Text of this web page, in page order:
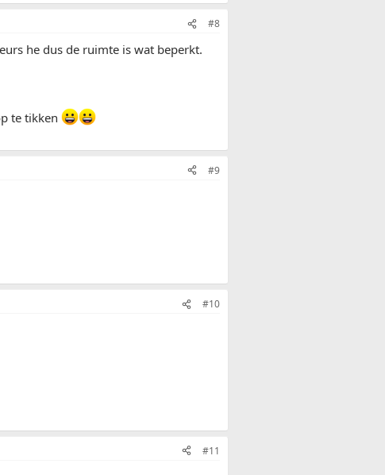
#8
he dus de ruimte is wat beperkt.
te tikken
#9
#10
#11